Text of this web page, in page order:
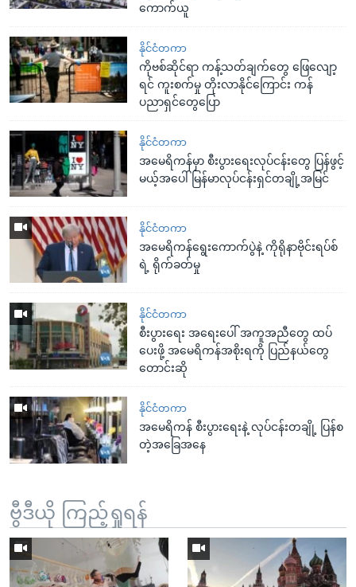
ကောက်ယူ
နိုင်ငံတကာ
ကိုဗစ်ဆိုင်ရာ ကန့်သတ်ချက်တွေ ဖြေလျော့
ရင် ကူးစက်မှု တိုးလာနိုင်ကြောင်း ကန်
ပညာရှင်တွေပြော
နိုင်ငံတကာ
အမေရိကန်မှာ စီးပွားရေးလုပ်ငန်းတွေ ပြန်ဖွင့်
မယ့်အပေါ် မြန်မာလုပ်ငန်းရှင်တချို့အမြင်
နိုင်ငံတကာ
အမေရိကန်ရွေးကောက်ပွဲနဲ့ ကိုရိုနာဗိုင်းရပ်စ်
ရဲ့ ရိုက်ခတ်မှု
နိုင်ငံတကာ
စီးပွားရေး အရေးပေါ် အကူအညီတွေ ထပ်
ပေးဖို့ အမေရိကန်အစိုးရကို ပြည်နယ်တွေ
တောင်းဆို
နိုင်ငံတကာ
အမေရိကန် စီးပွားရေးနဲ့ လုပ်ငန်းတချို့ ပြန်စ
တဲ့အခြေအနေ
ဗွီဒီယို ကြည့်ရှုရန်